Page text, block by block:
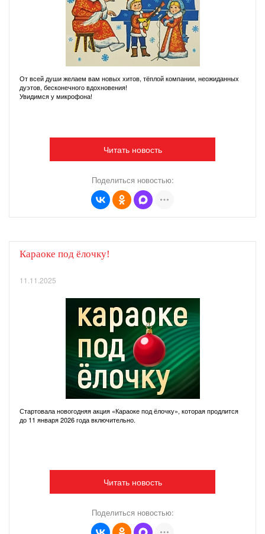
От всей души желаем вам новых хитов, тёплой компании, неожиданных
дуэтов, бесконечного вдохновения!
Увидимся у микрофона!
Читать новость
Поделиться новостью:
Караоке под ёлочку!
11.11.2025
Стартовала новогодняя акция «Караоке под ёлочку», которая продлится
до 11 января 2026 года включительно.
Читать новость
Поделиться новостью: